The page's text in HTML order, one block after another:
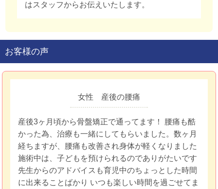
はスタッフからお伝えいたします。
お客様の声
女性 産後の腰痛
産後3ヶ月頃から骨盤矯正で通ってます！ 腰痛も酷
かった為、治療も一緒にしてもらいました。数ヶ月
経ちますが、腰痛も改善され身体が軽くなりました
施術中は、子どもを預けられるのでありがたいです
先生からのアドバイスも育児中のちょっとした時間
に出来ることばかり いつも楽しい時間を過ごせてま